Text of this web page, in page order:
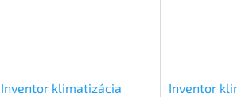
Inventor klimatizácia
Inventor